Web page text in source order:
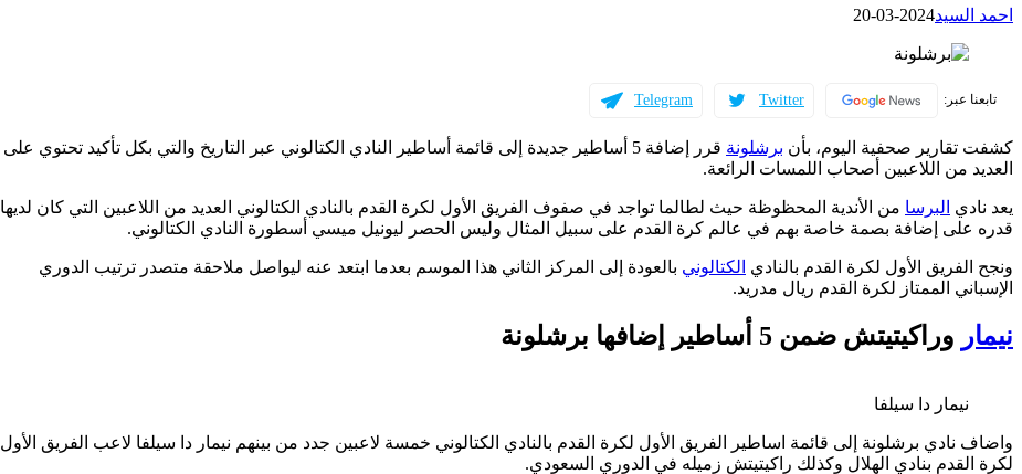
احمد السيد2024-03-20
تابعنا عبر: Twitter
Telegram
كشفت تقارير صحفية اليوم، بأن برشلونة
قرر إضافة 5 أساطير جديدة إلى قائمة أساطير النادي الكتالوني عبر التاريخ والتي بكل تأكيد تحتوي على
العديد من اللاعبين أصحاب اللمسات الرائعة.
يعد نادي البرسا من الأندية المحظوظة حيث لطالما تواجد في صفوف الفريق الأول لكرة القدم بالنادي الكتالوني العديد من اللاعبين التي كان لديها
قدره على إضافة بصمة خاصة بهم في عالم كرة القدم على سبيل المثال وليس الحصر ليونيل ميسي أسطورة النادي الكتالوني.
ونجح الفريق الأول لكرة القدم بالنادي الكتالوني بالعودة إلى المركز الثاني هذا الموسم بعدما ابتعد عنه ليواصل ملاحقة متصدر ترتيب الدوري
الإسباني الممتاز لكرة القدم ريال مدريد.
نيمار وراكيتيتش ضمن 5 أساطير إضافها برشلونة
نيمار دا سيلفا
واضاف نادي برشلونة إلى قائمة اساطير الفريق الأول لكرة القدم بالنادي الكتالوني خمسة لاعبين جدد من بينهم نيمار دا سيلفا لاعب الفريق الأول
لكرة القدم بنادي الهلال وكذلك راكيتيتش زميله في الدوري السعودي.